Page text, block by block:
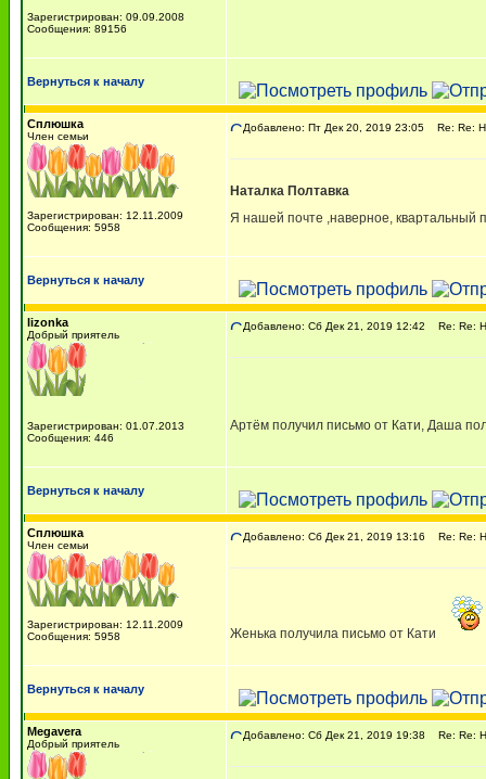
Зарегистрирован: 09.09.2008
Сообщения: 89156
Вернуться к началу
Сплюшка
Член семьи
Зарегистрирован: 12.11.2009
Сообщения: 5958
Добавлено: Пт Дек 20, 2019 23:05 Re: Re:
Наталка Полтавка
Я нашей почте ,наверное, квартальный
Вернуться к началу
lizonka
Добрый приятель
Зарегистрирован: 01.07.2013
Сообщения: 446
Добавлено: Сб Дек 21, 2019 12:42 Re: Re:
Артём получил письмо от Кати, Даша
Вернуться к началу
Сплюшка
Член семьи
Зарегистрирован: 12.11.2009
Сообщения: 5958
Добавлено: Сб Дек 21, 2019 13:16 Re: Re:
Женька получила письмо от Кати
Вернуться к началу
Megavera
Добрый приятель
Добавлено: Сб Дек 21, 2019 19:38 Re: Re: